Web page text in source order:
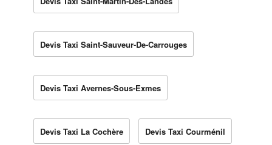
Devis Taxi Saint-Sauveur-De-Carrouges
Devis Taxi Avernes-Sous-Exmes
Devis Taxi La Cochère Devis Taxi Courménil